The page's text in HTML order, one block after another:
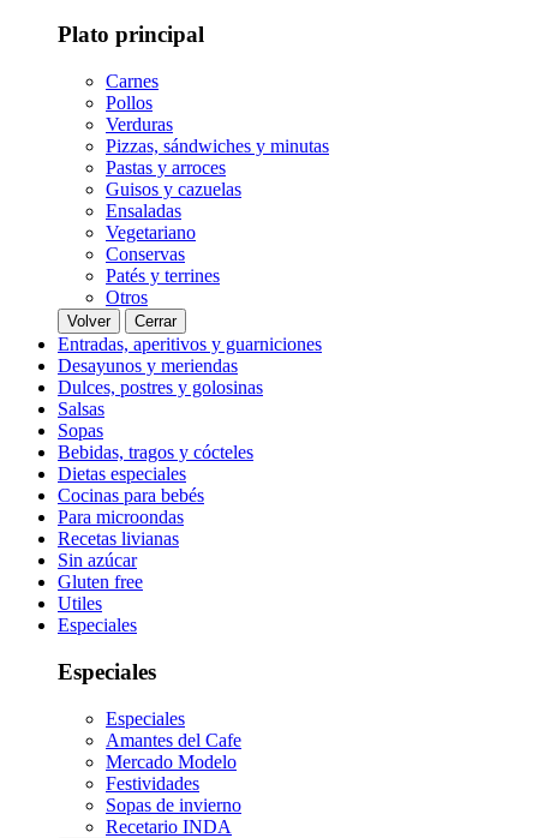
Plato principal
Carnes
Pollos
Verduras
Pizzas, sándwiches y minutas
Pastas y arroces
Guisos y cazuelas
Ensaladas
Vegetariano
Conservas
Patés y terrines
Otros
Volver Cerrar
Entradas, aperitivos y guarniciones
Desayunos y meriendas
Dulces, postres y golosinas
Salsas
Sopas
Bebidas, tragos y cócteles
Dietas especiales
Cocinas para bebés
Para microondas
Recetas livianas
Sin azúcar
Gluten free
Utiles
Especiales
Especiales
Especiales
Amantes del Cafe
Mercado Modelo
Festividades
Sopas de invierno
Recetario INDA